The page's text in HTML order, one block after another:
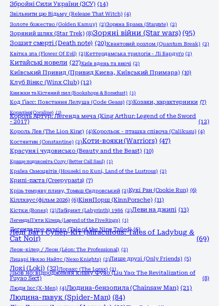
Збройні Сили України (ЗСУ) (14)
Звільнити цю Відьму (Release That Witch) (4)
Золоте божество (Golden Kamuy) (2)Зоряна Брама (Stargate) (2)
Зоряний шлях (Star Trek) (8)Зоряні війни (Star wars) (95)
Зошит смерті (Death note) (20)Квантовий розлом (Quantum Break) (2)
Квітка зла (Flower Of Evil) (2)Кеттердамська трилогія - Лі Бардуґо (2)
Китайські новели (27)Київ вдень та вночі (2)
Київський Привид (Привид Києва, Київський Примара) (10)
Клуб Вінкс (Winx Club) (12)
Книжки та Кістяний пил (Bookshops & Bonedust) (1)
Код Ґіасс: Повстання Лелуша (Code Geass) (3)Козаки, характерники (7)
Кораліна(Coraline) (1)
Король Артур: Легенда меча (King Arthur: Legend of the Sword
- 2017) (12)
Король Лев (The Lion King) (4)Корольок - пташка співоча (Calikusu) (4)
Костянтин (Constantine) (2)Коти-вояки (Warriors) (47)
Красуня і чудовисько (Beauty and the Beast) (10)
Краще подзвоніть Солу (Better Call Saul) (1)
Країна Самоцвітів (Houseki no Kuni, Land of the Lustrous) (2)
Крипі-паста (Creepypasta) (7)
Крізь темряву пливу, Томаш Єндровський (2)Кукі Ран (Cookie Run) (6)
Кіллхаус (фільм 2026) (6)КіннПорш (KinnPorsche) (11)
Кістки (Bones) (2)Лабіринт (Labyrinth) 1986 (2)Леви на джипі (13)
Легенда П'яти Кілець (Legend of the Five Rings) (1)
Легенда про куміхо (Tale of the Nine Tailed) (6)
Леді Баг і Супер-Кіт (Miraculous: Tales of Ladybug &
Cat Noir)
(69)
Леон-кілер / Леон (Léon: The Professional) (2)
Лицарі Некзо Найтс (Nexo Knights) (2)Лише друзі (Only Friends) (5)
Локі (Loki) (32)Лоракс (The Lorax) (2)
Льов Яо: відродження клану Фуяо (Liu Yao: The Revitalization of
Fuyao Sect)
(8)
Люди Ікс (X-Men) (4)Людина-бензопила (Chainsaw Man) (21)
Людина-павук (Spider-Man) (84)